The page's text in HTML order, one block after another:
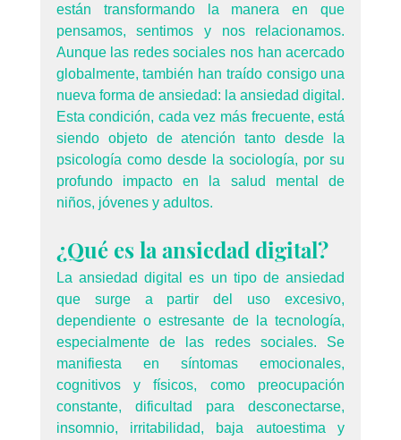
están transformando la manera en que
pensamos, sentimos y nos relacionamos.
Aunque las redes sociales nos han acercado
globalmente, también han traído consigo una
nueva forma de ansiedad: la ansiedad digital.
Esta condición, cada vez más frecuente, está
siendo objeto de atención tanto desde la
psicología como desde la sociología, por su
profundo impacto en la salud mental de
niños, jóvenes y adultos.
¿Qué es la ansiedad digital?
La ansiedad digital es un tipo de ansiedad
que surge a partir del uso excesivo,
dependiente o estresante de la tecnología,
especialmente de las redes sociales. Se
manifiesta en síntomas emocionales,
cognitivos y físicos, como preocupación
constante, dificultad para desconectarse,
insomnio, irritabilidad, baja autoestima y